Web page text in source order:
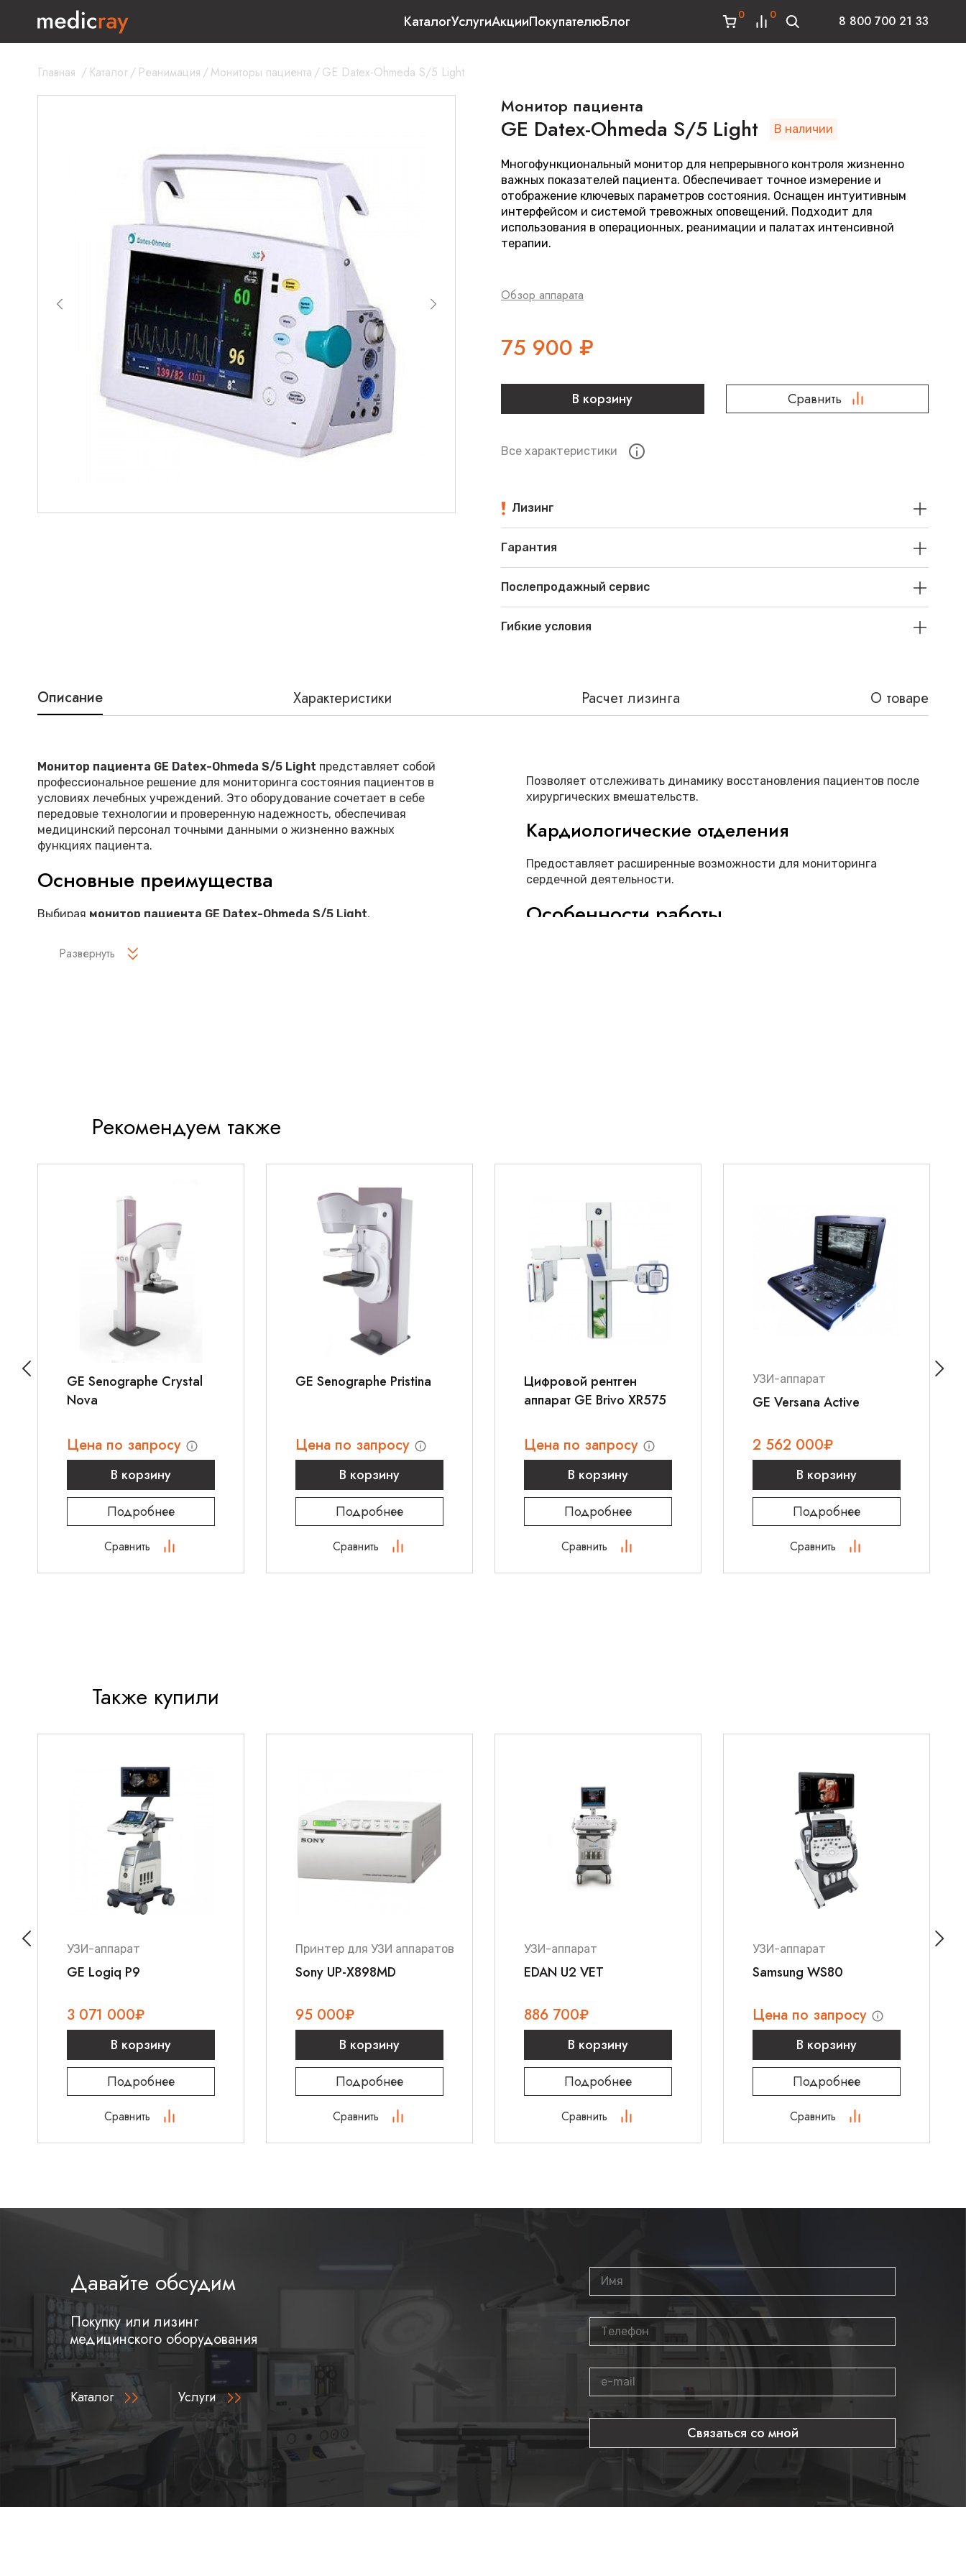
КаталогУслугиАкцииПокупателюБлог 0 0 8 800 700 21 33
Главная / Каталог/ Реанимация /Мониторы пациента /GE Datex-Ohmeda S/5 Light
Монитор пациента
GE Datex-Ohmeda S/5 Light В наличии
Многофункциональный монитор для непрерывного контроля жизненно
важных показателей пациента. Обеспечивает точное измерение и
отображение ключевых параметров состояния. Оснащен интуитивным
интерфейсом и системой тревожных оповещений. Подходит для
использования в операционных, реанимации и палатах интенсивной
терапии.
Обзор аппарата
75 900 ₽
В корзину Сравнить
Все характеристики
Лизинг
Гарантия
Послепродажный сервис
Гибкие условия
Описание Характеристики Расчет лизинга О товаре
Монитор пациента GE Datex-Ohmeda S/5 Light представляет собой
профессиональное решение для мониторинга состояния пациентов в
условиях лечебных учреждений. Это оборудование сочетает в себе
передовые технологии и проверенную надежность, обеспечивая
медицинский персонал точными данными о жизненно важных
функциях пациента.
Основные преимущества
Выбирая монитор пациента GE Datex-Ohmeda S/5 Light,
Высокую точность измерений всех ключевых физиологических
Области применения
используется в различных медицинских отделениях:
Отделения реанимации и интенсивной
Обеспечивает непрерывный контроль состояния критических
пациентов с возможностью оперативного реагирования.
Послеоперационные палаты
Позволяет отслеживать динамику восстановления пациентов после
хирургических вмешательств.
Кардиологические отделения
Предоставляет расширенные возможности для мониторинга
сердечной деятельности.
Особенности работы
учреждений
В нашем интернет-магазине вы можете получить профессиональную
консультацию по выбору оборудования для мониторинга пациентов.
Мы поможем подобрать оптимальное решение для вашего
медицинского учреждения. Для получения дополнительной
информации звоните
или оставьте заявку на сайте.
Развернуть
Рекомендуем также
GE Senographe Crystal
Nova
Цена по запросу
В корзину
Подробнее
Сравнить
GE Senographe Pristina
Цена по запросу
В корзину
Подробнее
Сравнить
Цифровой рентген
аппарат GE Brivo XR575
Цена по запросу
В корзину
Подробнее
Сравнить
УЗИ-аппарат
GE Versana Active
2 562 000₽
В корзину
Подробнее
Сравнить
Также купили
УЗИ-аппарат
GE Logiq P9
3 071 000₽
В корзину
Подробнее
Сравнить
Принтер для УЗИ аппаратов
Sony UP-X898MD
95 000₽
В корзину
Подробнее
Сравнить
УЗИ-аппарат
EDAN U2 VET
886 700₽
В корзину
Подробнее
Сравнить
УЗИ-аппарат
Samsung WS80
Цена по запросу
В корзину
Подробнее
Сравнить
Давайте обсудим
Покупку или лизинг
медицинского оборудования
Каталог
Услуги
Связаться со мной